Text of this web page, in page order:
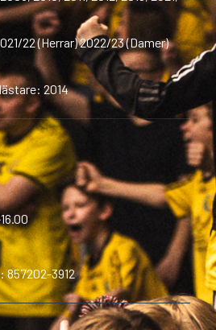
22 (Herrar) 2022/23 (Damer)
2014
857202-3912